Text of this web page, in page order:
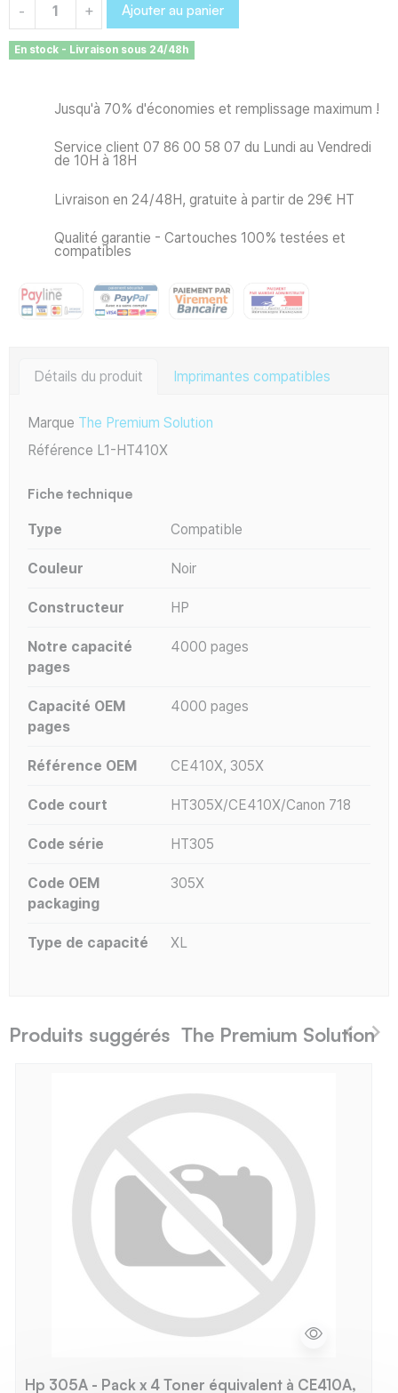
- + Ajouter au panier
En stock - Livraison sous 24/48h
Jusqu'à 70% d'économies et remplissage maximum !
Service client 07 86 00 58 07 du Lundi au Vendredi
de 10H à 18H
Livraison en 24/48H, gratuite à partir de 29€ HT
Qualité garantie - Cartouches 100% testées et
compatibles
Détails du produit Imprimantes compatibles
Marque The Premium Solution
Référence L1-HT410X
Fiche technique
Type Compatible
Couleur Noir
Constructeur HP
Notre capacité
pages
4000 pages
Capacité OEM
pages
4000 pages
Référence OEM CE410X, 305X
Code court HT305X/CE410X/Canon 718
Code série HT305
Code OEM
packaging
305X
Type de capacité XL
Produits suggérés The Premium Solution
Hp 305A - Pack x 4 Toner équivalent à CE410A,